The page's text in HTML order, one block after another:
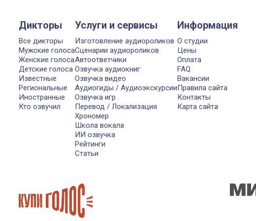
Дикторы
Все дикторы
Мужские голоса
Женские голоса
Детские голоса
Известные
Региональные
Иностранные
Кто озвучил
Услуги и сервисы
Изготовление аудиороликов
Сценарии аудиороликов
Автоответчики
Озвучка аудиокниг
Озвучка видео
Аудиогиды / Аудиоэкскурсии
Озвучка игр
Перевод / Локализация
Хрономер
Школа вокала
ИИ озвучка
Рейтинги
Статьи
Информация
О студии
Цены
Оплата
FAQ
Вакансии
Правила сайта
Контакты
Карта сайта